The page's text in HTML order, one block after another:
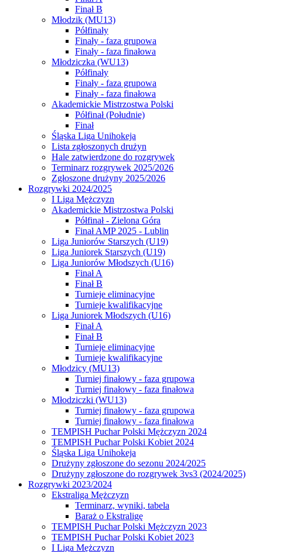
Finał B
Młodzik (MU13)
Półfinały
Finały - faza grupowa
Finały - faza finałowa
Młodziczka (WU13)
Półfinały
Finały - faza grupowa
Finały - faza finałowa
Akademickie Mistrzostwa Polski
Półfinał (Południe)
Finał
Śląska Liga Unihokeja
Lista zgłoszonych drużyn
Hale zatwierdzone do rozgrywek
Terminarz rozgrywek 2025/2026
Zgłoszone drużyny 2025/2026
Rozgrywki 2024/2025
I Liga Mężczyzn
Akademickie Mistrzostwa Polski
Półfinał - Zielona Góra
Finał AMP 2025 - Lublin
Liga Juniorów Starszych (U19)
Liga Juniorek Starszych (U19)
Liga Juniorów Młodszych (U16)
Finał A
Finał B
Turnieje eliminacyjne
Turnieje kwalifikacyjne
Liga Juniorek Młodszych (U16)
Finał A
Finał B
Turnieje eliminacyjne
Turnieje kwalifikacyjne
Młodzicy (MU13)
Turniej finałowy - faza grupowa
Turniej finałowy - faza finałowa
Młodziczki (WU13)
Turniej finałowy - faza grupowa
Turniej finałowy - faza finałowa
TEMPISH Puchar Polski Mężczyzn 2024
TEMPISH Puchar Polski Kobiet 2024
Śląska Liga Unihokeja
Drużyny zgłoszone do sezonu 2024/2025
Drużyny zgłoszone do rozgrywek 3vs3 (2024/2025)
Rozgrywki 2023/2024
Ekstraliga Mężczyzn
Terminarz, wyniki, tabela
Baraż o Ekstraligę
TEMPISH Puchar Polski Mężczyzn 2023
TEMPISH Puchar Polski Kobiet 2023
I Liga Mężczyzn